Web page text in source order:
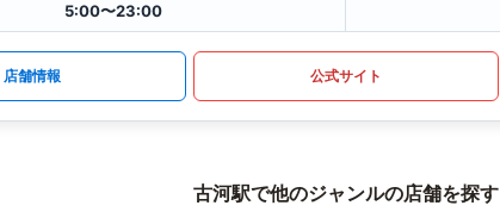
5:00〜23:00
店舗情報 公式サイト
古河駅で他のジャンルの店舗を探す